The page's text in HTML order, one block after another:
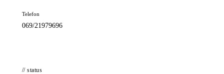
Telefon
069/21979696
// status